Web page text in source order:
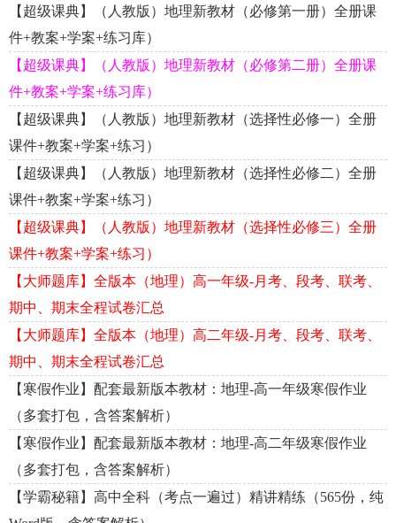
【超级课典】（人教版）地理新教材（必修第一册）全册课
件+教案+学案+练习库）
【超级课典】（人教版）地理新教材（必修第二册）全册课
件+教案+学案+练习库）
【超级课典】（人教版）地理新教材（选择性必修一）全册
课件+教案+学案+练习）
【超级课典】（人教版）地理新教材（选择性必修二）全册
课件+教案+学案+练习）
【超级课典】（人教版）地理新教材（选择性必修三）全册
课件+教案+学案+练习）
【大师题库】全版本（地理）高一年级-月考、段考、联考、
期中、期末全程试卷汇总
【大师题库】全版本（地理）高二年级-月考、段考、联考、
期中、期末全程试卷汇总
【寒假作业】配套最新版本教材：地理-高一年级寒假作业
（多套打包，含答案解析）
【寒假作业】配套最新版本教材：地理-高二年级寒假作业
（多套打包，含答案解析）
【学霸秘籍】高中全科（考点一遍过）精讲精练（565份，纯